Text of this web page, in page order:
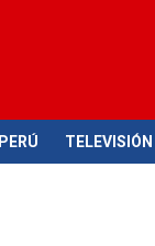
TELEVISIÓN